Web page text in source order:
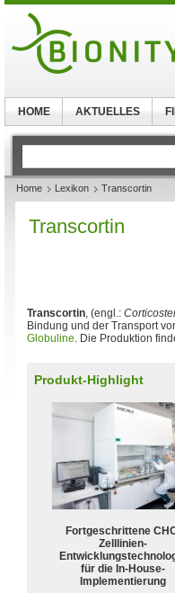
Home Lexikon Transcortin
Transcortin
Transcortin, (engl.:
Bindung und der Transport
Globuline. Die Produktion
Produkt-Highlight
Fortgeschrittene
Zelllinien-
für die In-House-
Implementierung
HOME AKTUELLES